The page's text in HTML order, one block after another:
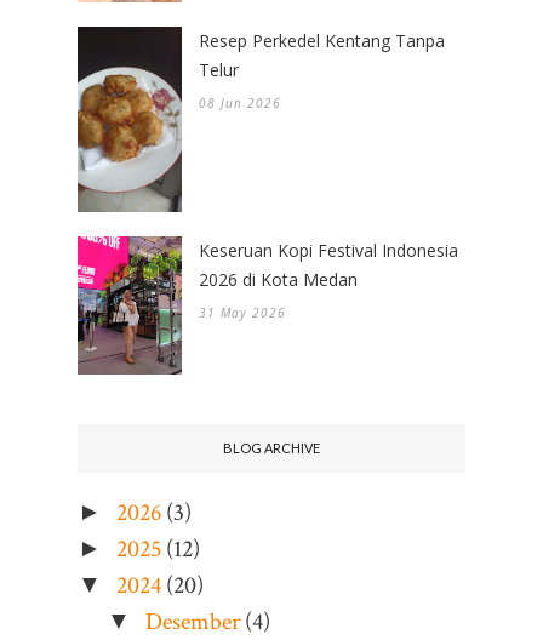
Resep Perkedel Kentang Tanpa
Telur
08 Jun 2026
Keseruan Kopi Festival Indonesia
2026 di Kota Medan
31 May 2026
BLOG ARCHIVE
► 2026(3)
► 2025(12)
▼ 2024(20)
▼ Desember(4)